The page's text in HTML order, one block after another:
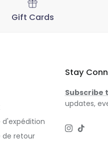
Gift Cards
d'expédition
de retour
Stay
Subscribe
updates,
Instagram
TikTok